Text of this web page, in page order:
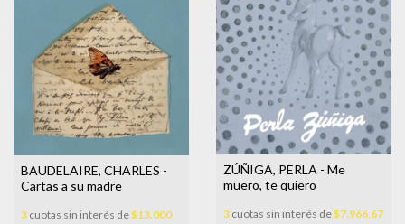
BAUDELAIRE, CHARLES -
Cartas a su madre
3 cuotas sin interés de$13.000
ZÚÑIGA, PERLA - Me
muero, te quiero
3 cuotas sin interés de$7.966,67